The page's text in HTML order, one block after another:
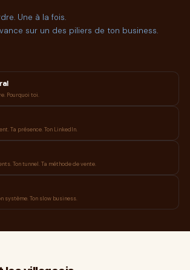
Une à la fois.
sur un des piliers de ton business.
Pourquoi toi.
Ta présence. Ton LinkedIn.
Ton tunnel. Ta méthode de vente.
système. Ton slow business.